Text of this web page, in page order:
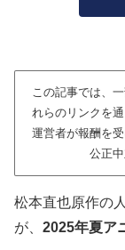
この記事では、
れらのリンクを
運営者が報酬を
公正
松本直也原作の
が、 2025年夏ア